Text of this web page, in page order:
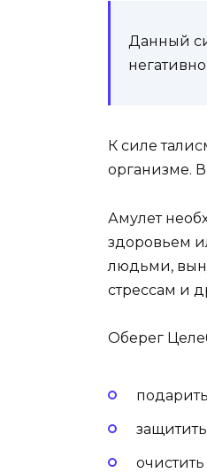
Данный
К силе
организме.
Амулет
здоровьем
людьми,
стрессам и
Оберег
очистить